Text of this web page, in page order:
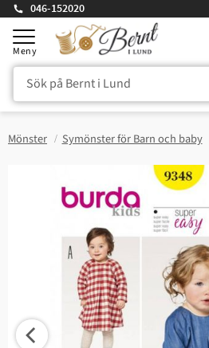
Meny
046-152020
Mönster Symönster för Barn och baby